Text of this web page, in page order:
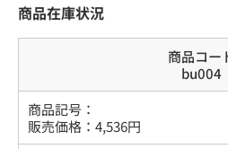
商品在庫状況
商品コー
bu004
商品記号：
販売価格： 4,536円